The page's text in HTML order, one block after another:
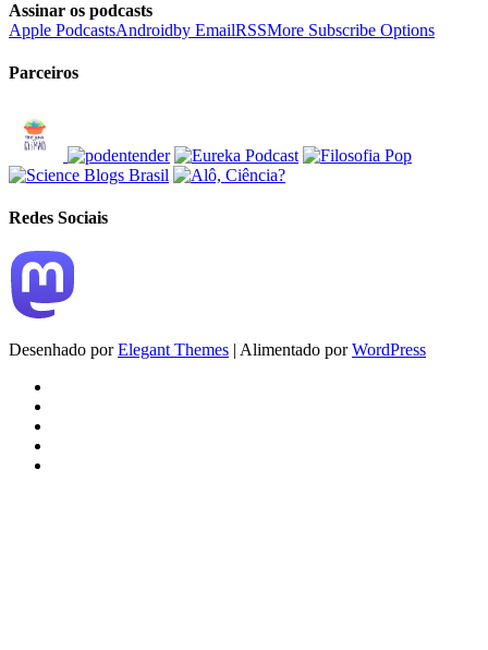
Assinar os podcasts
Apple PodcastsAndroidby EmailRSSMore Subscribe Options
Parceiros
Redes Sociais
Desenhado porElegant Themes | Alimentado porWordPress